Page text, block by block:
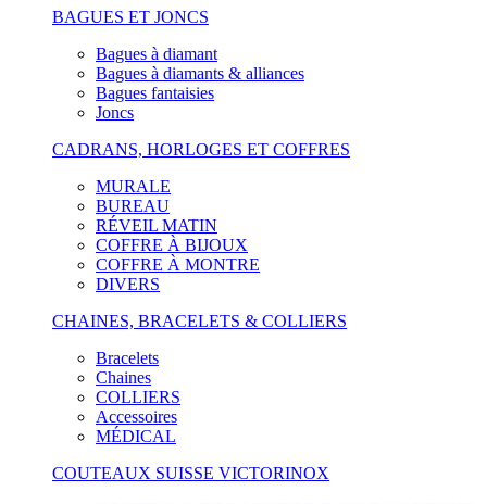
BAGUES ET JONCS
Bagues à diamant
Bagues à diamants & alliances
Bagues fantaisies
Joncs
CADRANS, HORLOGES ET COFFRES
MURALE
BUREAU
RÉVEIL MATIN
COFFRE À BIJOUX
COFFRE À MONTRE
DIVERS
CHAINES, BRACELETS & COLLIERS
Bracelets
Chaines
COLLIERS
Accessoires
MÉDICAL
COUTEAUX SUISSE VICTORINOX